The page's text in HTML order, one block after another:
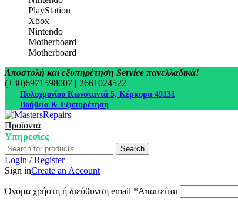
PlayStation
Xbox
Nintendo
Motherboard
Motherboard
Αποστολή και εξυπηρέτηση Service πανελλαδικά!
(+30)6971598007 | 2661024522
Πολυχρονίου Κωνσταντά 5, Κέρκυρα 49131
Βοήθεια & Εξυπηρέτηση
Προϊόντα
Υπηρεσίες
Search
Login / Register
Sign inCreate an Account
Όνομα χρήστη ή διεύθυνση email *Απαιτείται